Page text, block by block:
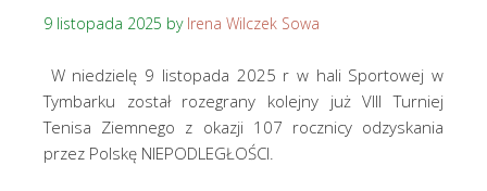
9 listopada 2025 by Irena Wilczek Sowa
W niedzielę 9 listopada 2025 r w hali Sportowej w
Tymbarku został rozegrany kolejny już VIII Turniej
Tenisa Ziemnego z okazji 107 rocznicy odzyskania
przez Polskę NIEPODLEGŁOŚCI.